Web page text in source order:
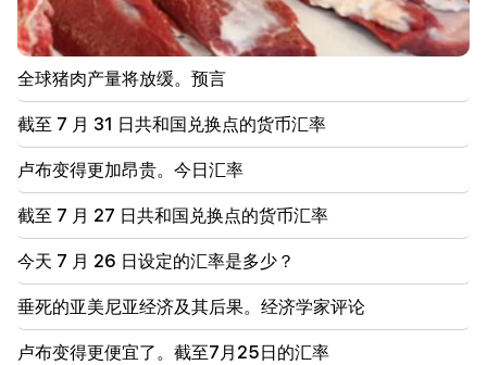
亚美尼亚产品向俄罗斯市场出口的不合理限制令人担
忧。鲁宾扬 到 马特维延科
18:11
努巴拉申垃圾填埋场发生的悲惨事件
18:01
由于财务问题，阿拉·普加切娃正在考虑重返舞台
17:52
伊朗和阿曼已同意恢复霍尔木兹海峡的航行。阿拉伯电
视台
17:17
泽连斯基希望乌克兰在2027年之前开发出自己的弹道
导弹系统
全球猪肉产量将放缓。预言
截至 7 月 31 日共和国兑换点的货币汇率
卢布变得更加昂贵。今日汇率
截至 7 月 27 日共和国兑换点的货币汇率
今天 7 月 26 日设定的汇率是多少？
垂死的亚美尼亚经济及其后果。经济学家评论
卢布变得更便宜了。截至7月25日的汇率